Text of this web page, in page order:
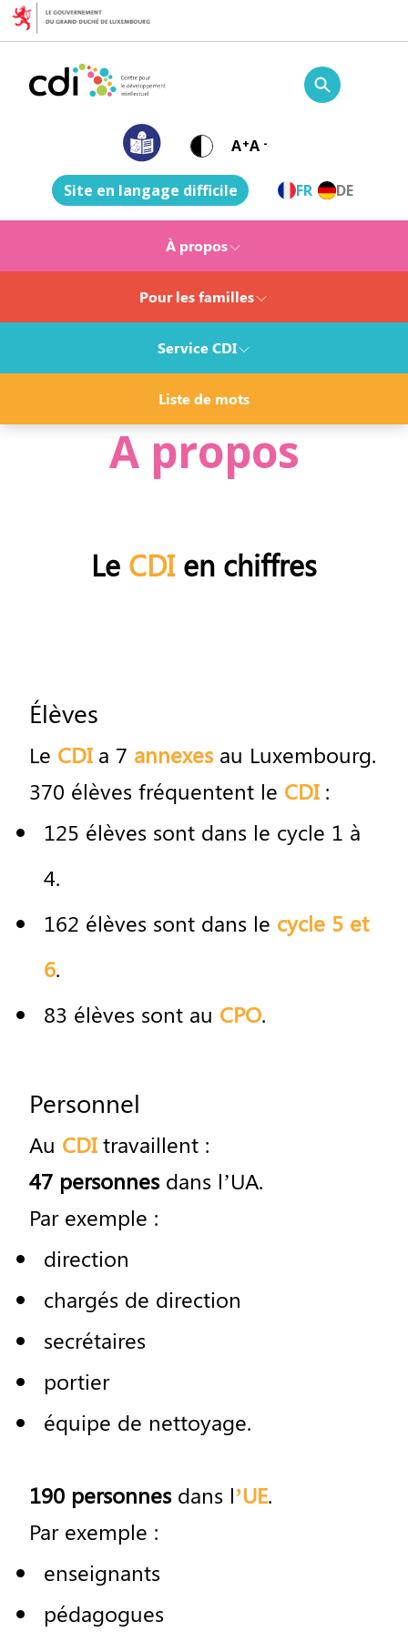
Skip to content
A+A -
Site en langage difficile FR DE
À propos
Pour les familles
Service CDI
Liste de mots
A propos
Le CDI en chiffres
Élèves
Le CDI a 7 annexes au Luxembourg.
370 élèves fréquentent le CDI :
125 élèves sont dans le cycle 1 à
4.
162 élèves sont dans le cycle 5 et
6.
83 élèves sont au CPO.
Personnel
Au CDI travaillent :
47 personnes dans l’UA.
Par exemple :
direction
chargés de direction
secrétaires
portier
équipe de nettoyage.
190 personnes dans l’UE.
Par exemple :
enseignants
pédagogues